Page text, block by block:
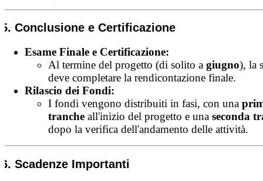
5. Conclusione e Certificazione
Esame Finale e Certificazione:
Al termine del progetto (di solito a giugno), la
deve completare la rendicontazione finale.
Rilascio dei Fondi:
I fondi vengono distribuiti in fasi, con una
tranche all'inizio del progetto e una seconda
dopo la verifica dell'andamento delle attività.
6. Scadenze Importanti